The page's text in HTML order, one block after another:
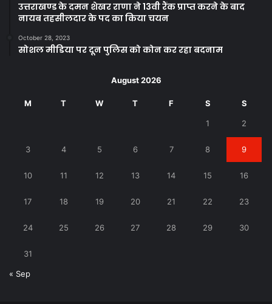
उत्तराखण्ड के दमन शेखर राणा ने 13वी रैंक प्राप्त करने के बाद
नायब तहसीलदार के पद का किया चयन
October 28, 2023
सोशल मीडिया पर दून पुलिस को कोन कर रहा बदनाम
August 2026
M T W T F S S
1 2
3 4 5 6 7 8 9
10 11 12 13 14 15 16
17 18 19 20 21 22 23
24 25 26 27 28 29 30
31
« Sep